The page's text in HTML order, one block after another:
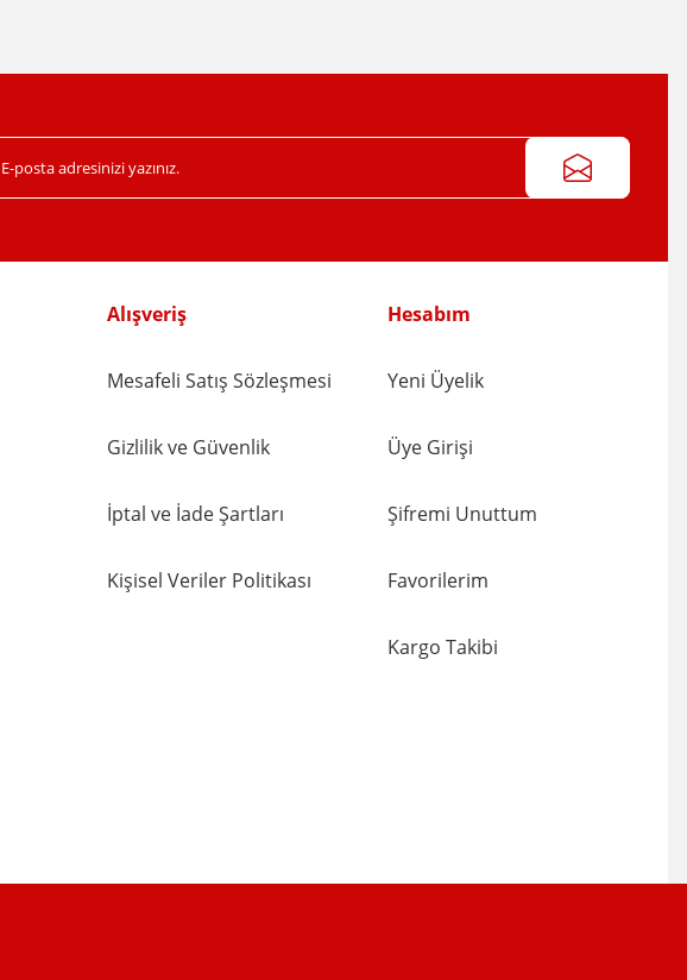
Alışveriş
Mesafeli Satış Sözleşmesi
Gizlilik ve Güvenlik
İptal ve İade Şartları
Kişisel Veriler Politikası
Hesabım
Yeni Üyelik
Üye Girişi
Şifremi Unuttum
Favorilerim
Kargo Takibi